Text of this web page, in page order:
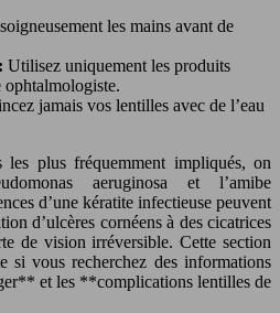
les mains avant de
Utilisez uniquement les produits
ophtalmologiste.
jamais vos lentilles avec de l’eau
les plus fréquemment impliqués, on
aeruginosa et l’amibe
d’une kératite infectieuse peuvent
d’ulcères cornéens à des cicatrices
de vision irréversible. Cette section
si vous recherchez des informations
et les **complications lentilles de